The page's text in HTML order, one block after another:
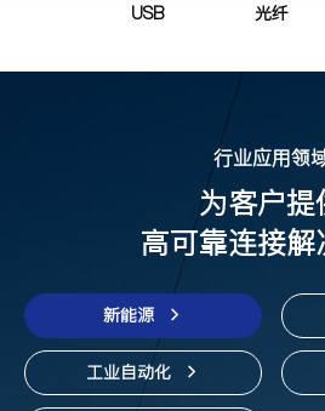
USB 光纤
行业应用领
为客户提
高可靠连接解
新能源
工业自动化